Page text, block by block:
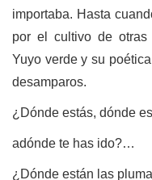
importaba. Hasta
por el cultivo de otras
Yuyo verde y su
desamparos.
¿Dónde estás, dónde
adónde te has ido?…
¿Dónde están las